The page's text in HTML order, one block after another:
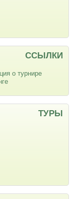
ССЫЛКИ
о турнире
ТУРЫ